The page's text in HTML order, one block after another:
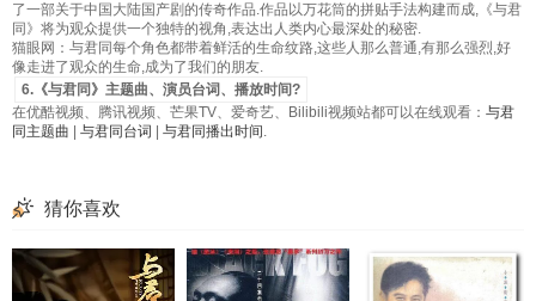
了一部关于中国大陆国产剧的传奇作品.作品以万花筒的拼贴手法构建而成,《与君
同》将为观众提供一个独特的视角,表达出人类内心最深处的秘密.
猫眼网：与君同每个角色都带着鲜活的生命纹路,这些人那么普通,有那么强烈,好
像走进了观众的生命,成为了我们的朋友.
6.《与君同》主题曲、演员台词、播放时间?
在优酷视频、腾讯视频、芒果TV、爱奇艺、Bilibili视频站都可以在线观看： 与君
同主题曲
与君同台词 与君同播出时间 .
猜你喜欢